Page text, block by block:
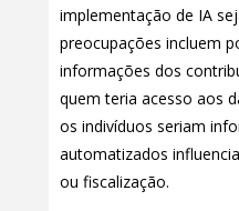
implementação de IA
preocupações incluem
informações dos
quem teria acesso aos
os indivíduos seriam
automatizados
ou fiscalização.